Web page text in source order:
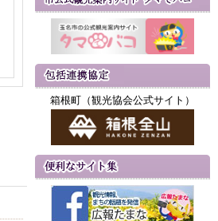
箱根町（観光協会公式サイト）